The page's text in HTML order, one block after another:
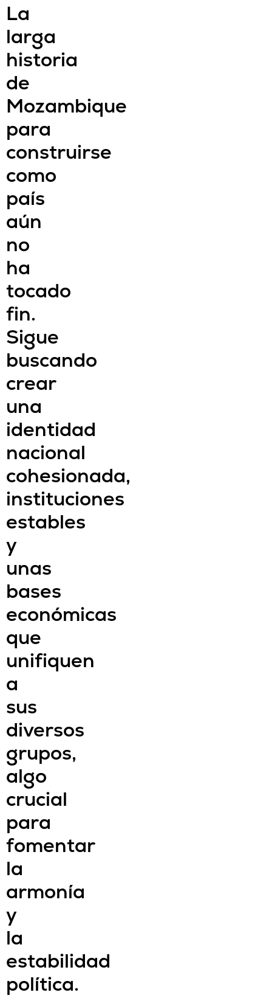
La
larga
historia
de
Mozambique
para
construirse
como
país
aún
no
ha
tocado
fin.
Sigue
buscando
crear
una
identidad
nacional
cohesionada,
instituciones
estables
y
unas
bases
económicas
que
unifiquen
a
sus
diversos
grupos,
algo
crucial
para
fomentar
la
armonía
y
la
estabilidad
política.